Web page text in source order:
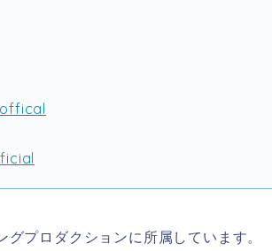
グプロダクションに所属していま す。